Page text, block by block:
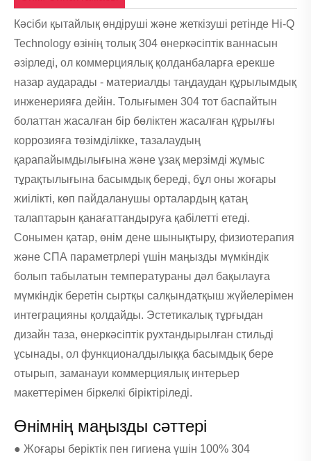
Кәсіби қытайлық өндіруші және жеткізуші ретінде Hi-Q
Technology өзінің толық 304 өнеркәсіптік ваннасын
әзірледі, ол коммерциялық қолданбаларға ерекше
назар аударады - материалды таңдаудан құрылымдық
инженерияға дейін. Толығымен 304 тот баспайтын
болаттан жасалған бір бөліктен жасалған құрылғы
коррозияға төзімділікке, тазалаудың
қарапайымдылығына және ұзақ мерзімді жұмыс
тұрақтылығына басымдық береді, бұл оны жоғары
жиілікті, көп пайдаланушы орталардың қатаң
талаптарын қанағаттандыруға қабілетті етеді.
Сонымен қатар, өнім дене шынықтыру, физиотерапия
және СПА параметрлері үшін маңызды мүмкіндік
болып табылатын температураны дәл бақылауға
мүмкіндік беретін сыртқы салқындатқыш жүйелерімен
интеграцияны қолдайды. Эстетикалық тұрғыдан
дизайн таза, өнеркәсіптік рухтандырылған стильді
ұсынады, ол функционалдылыққа басымдық бере
отырып, заманауи коммерциялық интерьер
макеттерімен біркелкі біріктіріледі.
Өнімнің маңызды сәттері
● Жоғары беріктік пен гигиена үшін 100% 304